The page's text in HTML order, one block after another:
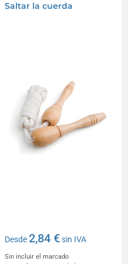
Saltar la cuerda
Desde2,84 €sin IVA
Sin incluir el marcado